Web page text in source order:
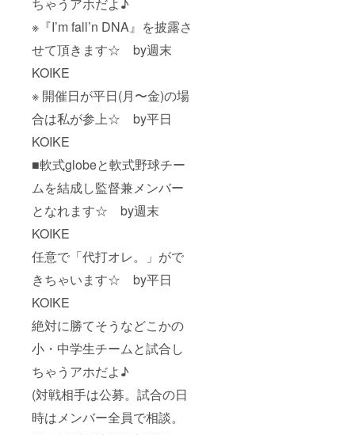
※『I’m fall’n DNA』を披露さ
せて頂きます☆ by週末
KOIKE
※ 開催日が平日(月〜金)の場
合は私が参上☆ by平日
KOIKE
■軟式globeと軟式野球チー
ムを結成し監督兼メンバー
となれます☆ by週末
KOIKE
任意で「代打オレ。」がで
きちゃいます☆ by平日
KOIKE
絶対に勝てそうなどこかの
小・中学生チームと試合し
ちゃうアホだよ♪
(対戦相手は公募。試合の日
時はメンバー全員で相談。